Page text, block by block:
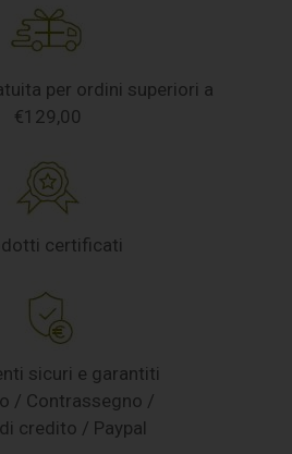
per ordini superiori a
€129,00
certificati
sicuri e garantiti
/ Contrassegno /
credito / Paypal